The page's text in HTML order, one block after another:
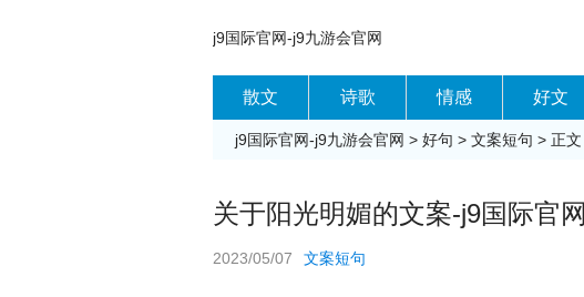
j9国际官网-j9九游会官网
散文 诗歌 情感 好文
j9国际官网-j9九游会官网 > 好句 > 文案短句 > 正文
关于阳光明媚的文案-j9国际官网
2023/05/07 文案短句